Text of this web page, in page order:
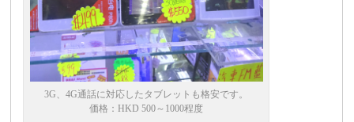
3G、4G通話に対応したタブレットも格安です。
価格：HKD 500～1000程度